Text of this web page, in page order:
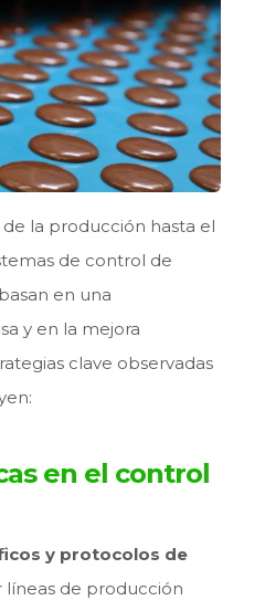
la producción hasta el
de control de
en una
y en la mejora
clave observadas
en el control
y protocolos de
líneas de producción